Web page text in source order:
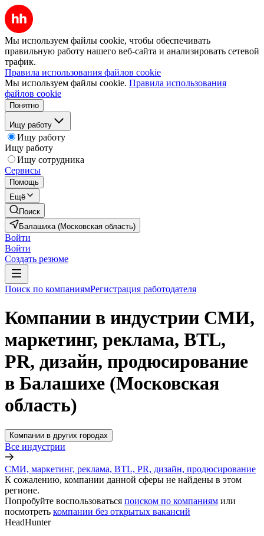
Мы используем файлы cookie, чтобы обеспечивать
правильную работу нашего веб-сайта и анализировать сетевой
трафик.
Правила использования файлов cookie
Мы используем файлы cookie. Правила использования
файлов cookie
Понятно
Ищу работу
Ищу работу
Ищу работу
Ищу сотрудника
Сервисы
Помощь
Ещё
Поиск
Балашиха (Московская область)
Войти
Войти
Создать резюме
Поиск по компаниямРегистрация работодателя
Компании в индустрии СМИ,
маркетинг, реклама, BTL,
PR, дизайн, продюсирование
в Балашихе (Московская
область)
Компании в других городах
Все индустрии
СМИ, маркетинг, реклама, BTL, PR, дизайн, продюсирование
К сожалению, компании данной сферы не найдены в этом
регионе.
Попробуйте воспользоваться поиском по компаниям или
посмотреть компании без открытых вакансий
HeadHunter